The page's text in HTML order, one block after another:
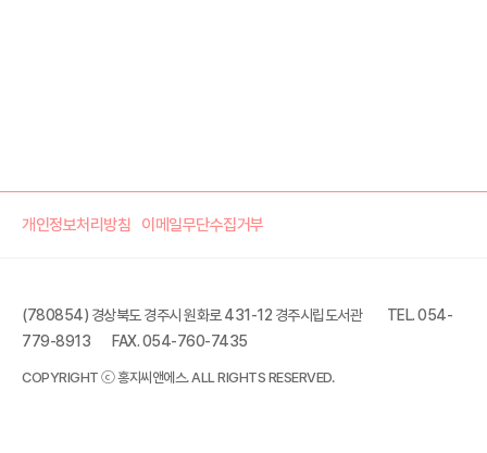
개인정보처리방침 이메일무단수집거부
(780854) 경상북도 경주시 원화로 431-12 경주시립도서관
TEL. 054-
779-8913
FAX. 054-760-7435
COPYRIGHT ⓒ 홍지씨앤에스. ALL RIGHTS RESERVED.